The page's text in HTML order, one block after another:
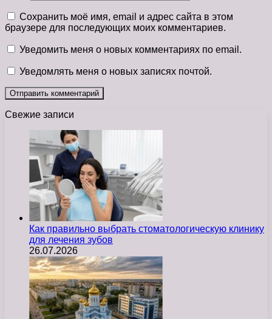
Сохранить моё имя, email и адрес сайта в этом
браузере для последующих моих комментариев.
Уведомить меня о новых комментариях по email.
Уведомлять меня о новых записях почтой.
Свежие записи
Как правильно выбрать стоматологическую клинику
для лечения зубов
26.07.2026